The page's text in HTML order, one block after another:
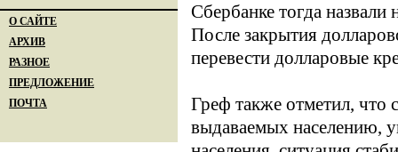
О САЙТЕ
АРХИВ
РАЗНОЕ
ПРЕДЛОЖЕНИЕ
ПОЧТА
Сбербанке тогда
После закрытия
перевести долларовые
Греф также отметил, что
выдаваемых населению,